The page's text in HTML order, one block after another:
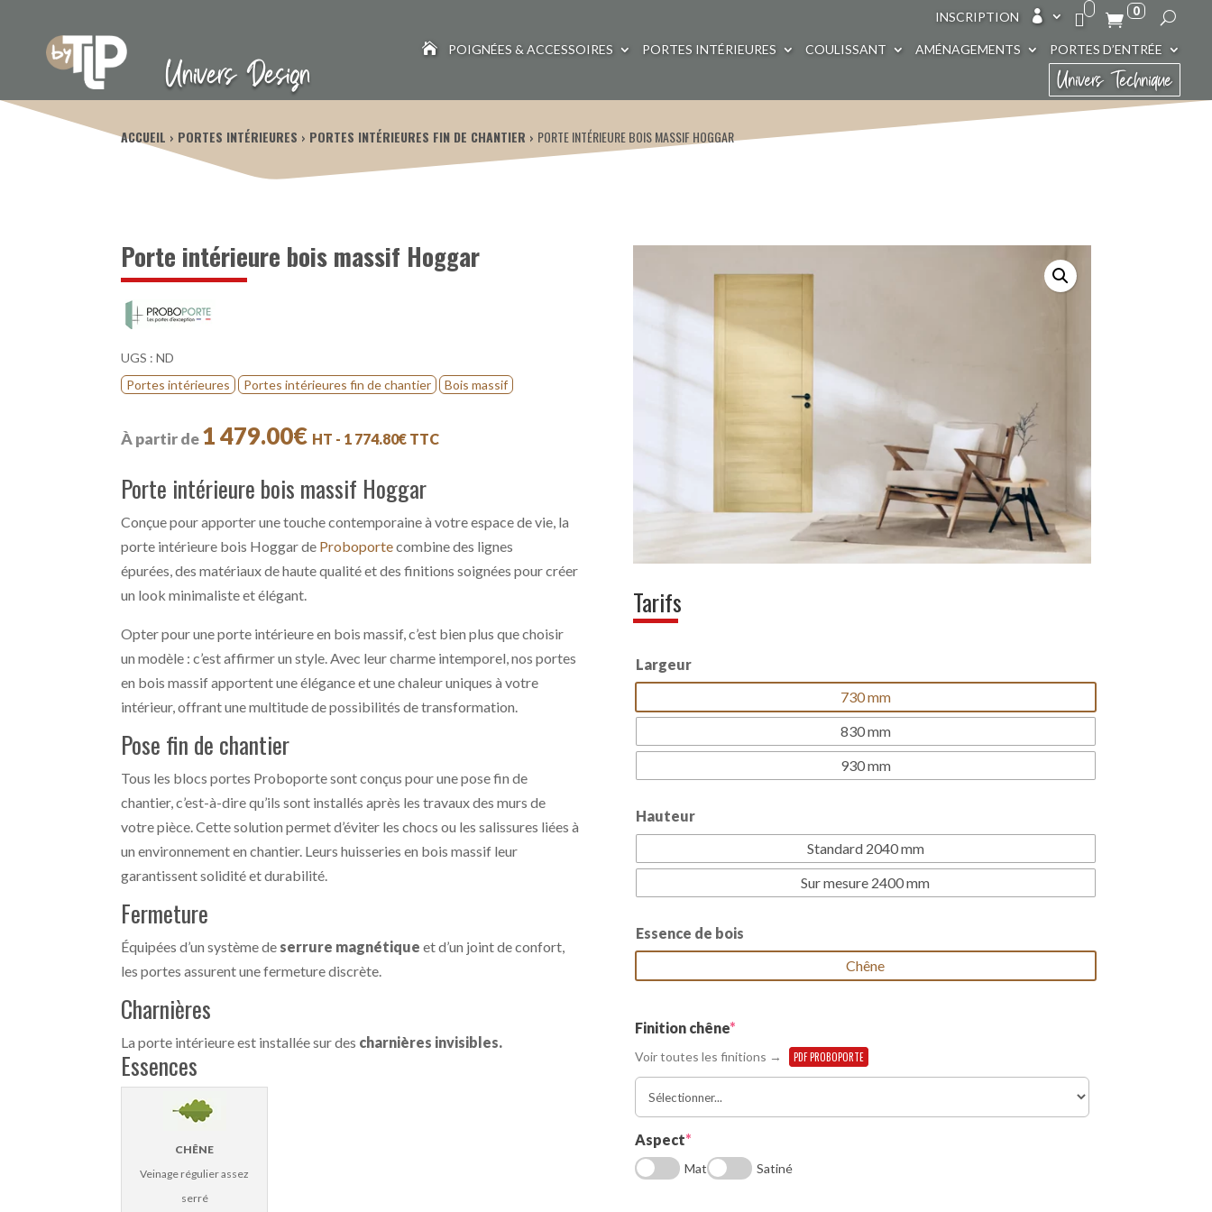
Univers Design
INSCRIPTION  0
 POIGNÉES & ACCESSOIRES PORTES INTÉRIEURES COULISSANT AMÉNAGEMENTS PORTES D’ENTRÉE
Univers Technique
ACCUEIL PORTES INTÉRIEURES PORTES INTÉRIEURES FIN DE CHANTIER PORTE INTÉRIEURE BOIS MASSIF HOGGAR
Porte intérieure bois massif Hoggar
UGS :ND
Portes intérieures
Portes intérieures fin de chantier Bois massif
À partir de1 479.00€ HT - 1 774.80€ TTC
Porte intérieure bois massif Hoggar
Conçue pour apporter une touche contemporaine à votre espace de vie, la
porte intérieure bois Hoggar de Proboportecombine des lignes
épurées, des matériaux de haute qualité et des finitions soignées pour créer
un look minimaliste et élégant.
Opter pour une porte intérieure en bois massif, c’est bien plus que choisir
un modèle : c’est affirmer un style. Avec leur charme intemporel, nos portes
en bois massif apportent une élégance et une chaleur uniques à votre
intérieur, offrant une multitude de possibilités de transformation.
Pose fin de chantier
Tous les blocs portes Proboporte sont conçus pour une pose fin de
chantier, c’est-à-dire qu’ils sont installés après les travaux des murs de
votre pièce. Cette solution permet d’éviter les chocs ou les salissures liées à
un environnement en chantier. Leurs huisseries en bois massif leur
garantissent solidité et durabilité.
Fermeture
Équipées d’un système de serrure magnétique et d’un joint de confort,
les portes assurent une fermeture discrète.
Charnières
La porte intérieure est installée sur des charnières invisibles.
Essences
CHÊNE
Veinage régulier assez
serré
Tarifs
Largeur
730 mm
830 mm
930 mm
Hauteur
Standard 2040 mm
Sur mesure 2400 mm
Essence de bois
Chêne
Finition chêne*(required)
Voir toutes les finitions → PDF PROBOPORTE
Aspect*(required)
Mat Satiné